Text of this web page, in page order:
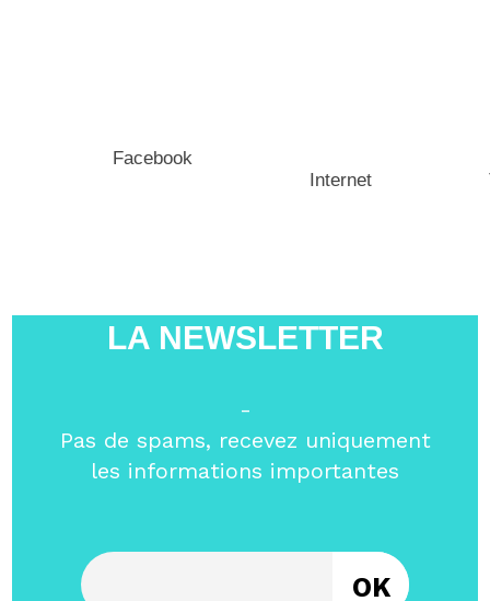
Facebook
Internet
LA NEWSLETTER
-
Pas de spams, recevez uniquement
les informations importantes